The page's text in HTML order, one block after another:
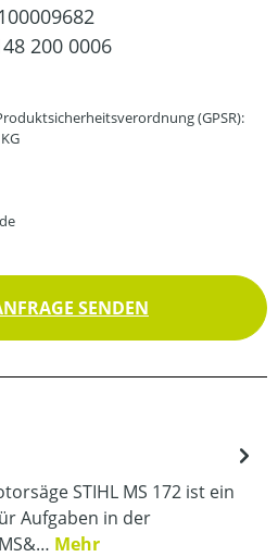
200 0006
(GPSR):
SENDEN
STIHL MS 172 ist ein
Aufgaben in der
Mehr